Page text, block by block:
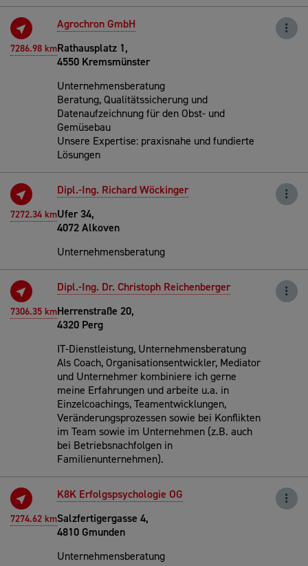
7286.98 km
Agrochron GmbH
Rathausplatz 1,
4550 Kremsmünster
Unternehmensberatung
Beratung, Qualitätssicherung und
Datenaufzeichnung für den Obst- und
Gemüsebau
Unsere Expertise: praxisnahe und fundierte
Lösungen
7272.34 km
Dipl.-Ing. Richard Wöckinger
Ufer 34,
4072 Alkoven
Unternehmensberatung
7306.35 km
Dipl.-Ing. Dr. Christoph Reichenberger
Herrenstraße 20,
4320 Perg
IT-Dienstleistung, Unternehmensberatung
Als Coach, Organisationsentwickler, Mediator
und Unternehmer kombiniere ich gerne
meine Erfahrungen und arbeite u.a. in
Einzelcoachings, Teamentwicklungen,
Veränderungsprozessen sowie bei Konflikten
im Team sowie im Unternehmen (z.B. auch
bei Betriebsnachfolgen in
Familienunternehmen).
7274.62 km
K8K Erfolgspsychologie OG
Salzfertigergasse 4,
4810 Gmunden
Unternehmensberatung